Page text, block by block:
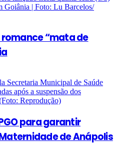
“mata de
para garantir
de Anápolis